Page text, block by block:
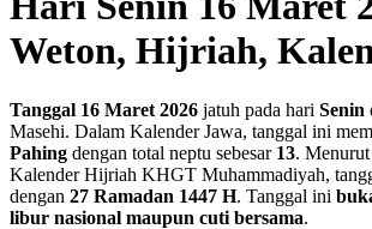
Weton, Hijriah,
Tanggal 16 Maret 2026 jatuh pada hari Senin
Masehi. Dalam Kalender Jawa, tanggal ini
Pahing dengan total neptu sebesar 13.
Kalender Hijriah KHGT Muhammadiyah,
dengan 27 Ramadan 1447 H. Tanggal ini
libur nasional maupun cuti bersama.